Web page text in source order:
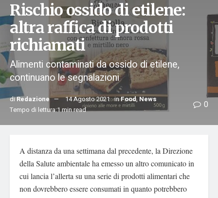
Rischio ossido di etilene:
altra raffica di prodotti
richiamati
Alimenti contaminati da ossido di etilene,
continuano le segnalazioni
diRedazione 14 Agosto 2021 inFood,News
Tempo di lettura:1 min read
0
A distanza da una settimana dal precedente, la Direzione
della Salute ambientale ha emesso un altro comunicato in
cui lancia l’allerta su una serie di prodotti alimentari che
non dovrebbero essere consumati in quanto potrebbero